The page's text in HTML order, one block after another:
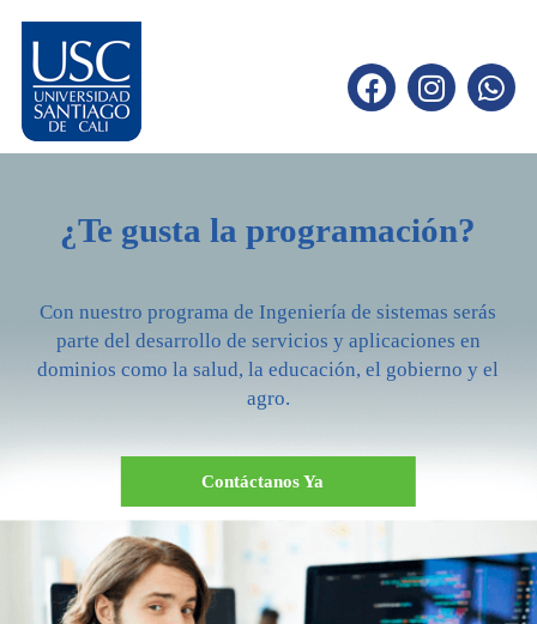
Con nuestro programa de Ingeniería de sistemas serás
parte del desarrollo de servicios y aplicaciones en
dominios como la salud, la educación, el gobierno y el
agro.
Contáctanos Ya
¿Te gusta la programación?